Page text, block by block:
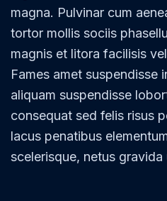
magna. Pulvinar cum
tortor mollis sociis
magnis et litora facilisis
Fames amet suspendisse
aliquam suspendisse
consequat sed felis risus
lacus penatibus
scelerisque, netus gravida